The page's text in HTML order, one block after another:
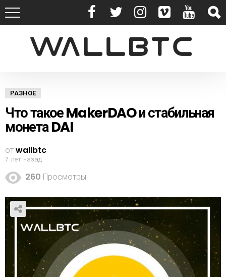
РАЗНОЕ
Что такое MakerDAO и стабильная
монета DAI
отwallbtc
7 лет назад
260 Просмотры